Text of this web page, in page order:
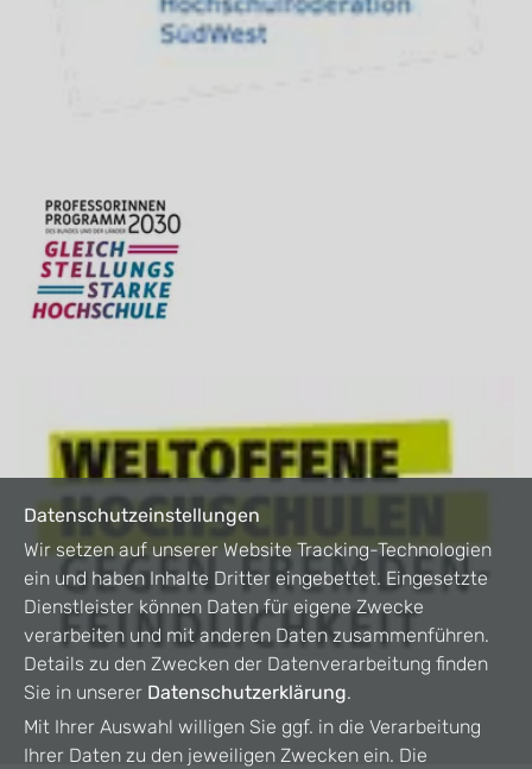
Datenschutzeinstellungen
Wir setzen auf unserer Website Tracking-Technologien
ein und haben Inhalte Dritter eingebettet. Eingesetzte
Dienstleister können Daten für eigene Zwecke
verarbeiten und mit anderen Daten zusammenführen.
Details zu den Zwecken der Datenverarbeitung finden
Sie in unserer Datenschutzerklärung.
Mit Ihrer Auswahl willigen Sie ggf. in die Verarbeitung
Ihrer Daten zu den jeweiligen Zwecken ein. Die